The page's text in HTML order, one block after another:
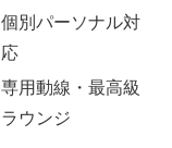
個別パーソナル対
応
専用動線・最高級
ラウンジ